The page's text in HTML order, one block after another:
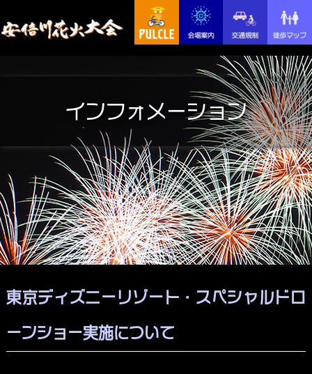
インフォメーション
東京ディズニーリゾート・スペシャルドロ
ーンショー実施について